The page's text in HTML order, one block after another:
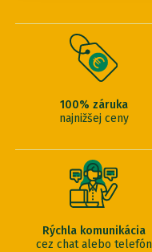
100% záruka
najnižšej ceny
Rýchla komunikácia
cez chat alebo telefón